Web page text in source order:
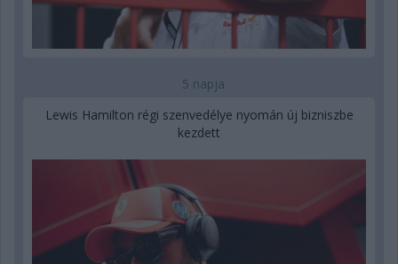
5 napja
Lewis Hamilton régi szenvedélye nyomán új bizniszbe
kezdett